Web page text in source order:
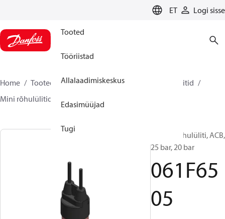
ET Logi sisse
Tooted
Tööriistad
Allalaadimiskeskus
Edasimüüjad
Tugi
Home Tooted Climate Solutions for cooling
Lülitid
Mini rõhulülitid
Kasseti rõhulüliti, ACB,
25 bar, 20 bar
061F65
05